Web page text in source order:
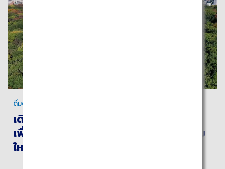
เดินท่องเที่ยวในวันสบายๆ ไปรอบๆ เมือง
เพื่อสัมผัสกับวัฒนธรรมทั้งเก่าแก่และสมัย
ใหม่ของญี่ปุ่น
ดื่มด่ำไปกับอาหารและวัฒนธรรมของโตเกียว!